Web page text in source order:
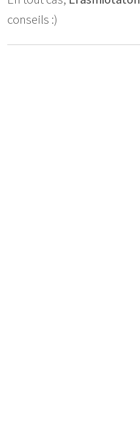
conseils :)